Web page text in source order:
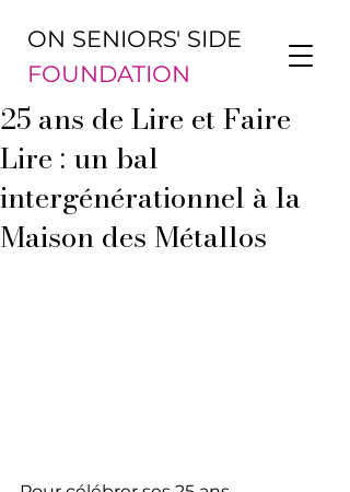
ON SENIORS' SIDE
FOUNDATION
25 ans de Lire et Faire
Lire : un bal
intergénérationnel à la
Maison des Métallos